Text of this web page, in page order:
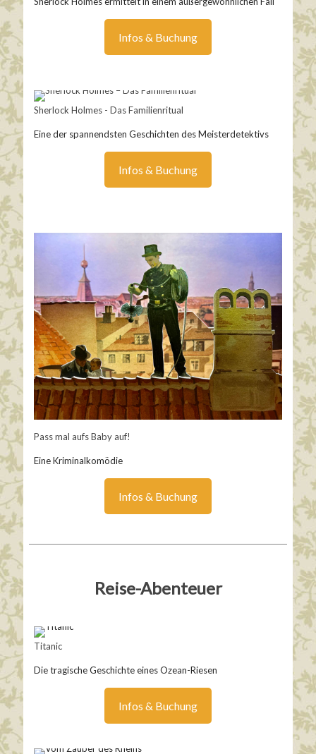
Infos & Buchung
Sherlock Holmes - Das Familienritual
Eine der spannendsten Geschichten des Meisterdetektivs
Infos & Buchung
Pass mal aufs Baby auf!
Eine Kriminalkomödie
Infos & Buchung
Reise-Abenteuer
Titanic
Die tragische Geschichte eines Ozean-Riesen
Infos & Buchung